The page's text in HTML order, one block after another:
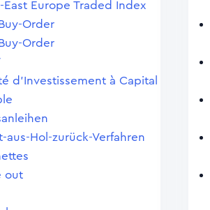
East Europe Traded Index
Order
Order
d'Investissement à Capital
aus-Hol-zurück-Verfahren
out